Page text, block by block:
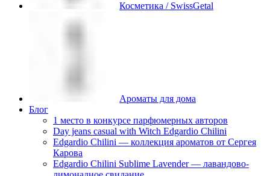
Косметика / SwissGetal
Ароматы для дома
Блог
1 место в конкурсе парфюмерных авторов
Day jeans casual with Witch Edgardio Chilini
Edgardio Chilini — коллекция ароматов от Сергея
Карова
Edgardio Chilini Sublime Lavender — лавандово-